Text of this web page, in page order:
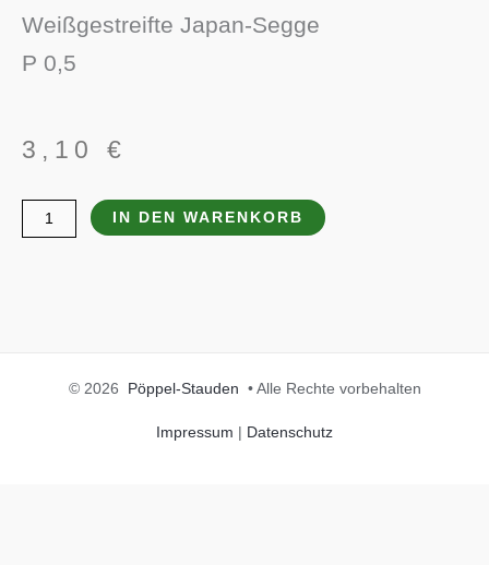
Weißgestreifte Japan-Segge
P 0,5
3,10 €
Carex
morrowii
IN DEN WARENKORB
© 2026 Pöppel-Stauden • Alle Rechte vorbehalten
Impressum | Datenschutz